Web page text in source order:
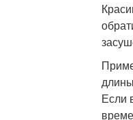
Если